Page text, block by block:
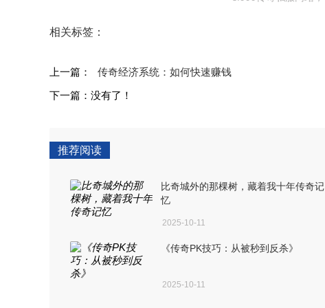
相关标签：
上一篇：
传奇经济系统：如何快速赚钱
下一篇：没有了！
推荐阅读
比奇城外的那棵树，藏着我十年传奇记
忆
2025-10-11
《传奇PK技巧：从被秒到反杀》
2025-10-11